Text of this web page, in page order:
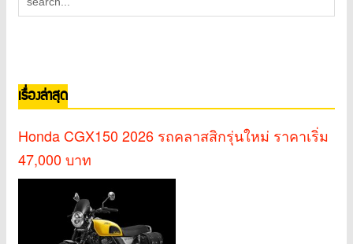
เรื่องล่าสุด
Honda CGX150 2026 รถคลาสสิกรุ่นใหม่ ราคาเริ่ม
47,000 บาท